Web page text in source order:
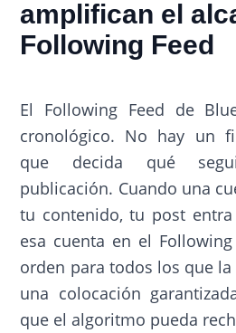
amplifican el
Following Feed
El Following Feed de
cronológico. No hay un
que decida qué
publicación. Cuando una
tu contenido, tu post
esa cuenta en el
orden para todos los que
una colocación
que el algoritmo pueda